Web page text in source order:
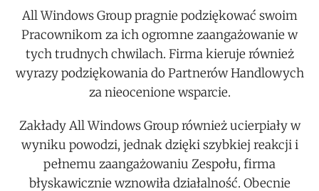
All Windows Group pragnie podziękować swoim
Pracownikom za ich ogromne zaangażowanie w
tych trudnych chwilach. Firma kieruje również
wyrazy podziękowania do Partnerów Handlowych
za nieocenione wsparcie.
Zakłady All Windows Group również ucierpiały w
wyniku powodzi, jednak dzięki szybkiej reakcji i
pełnemu zaangażowaniu Zespołu, firma
błyskawicznie wznowiła działalność. Obecnie